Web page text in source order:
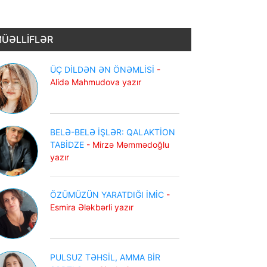
ÜÇ DİLDƏN ƏN ÖNƏMLİSİ -
Alidə Mahmudova yazır
BELƏ-BELƏ İŞLƏR: QALAKTİON
TABİDZE - Mirzə Məmmədoğlu
yazır
ÖZÜMÜZÜN YARATDIĞI İMİC -
Esmira Ələkbərli yazır
PULSUZ TƏHSİL, AMMA BİR